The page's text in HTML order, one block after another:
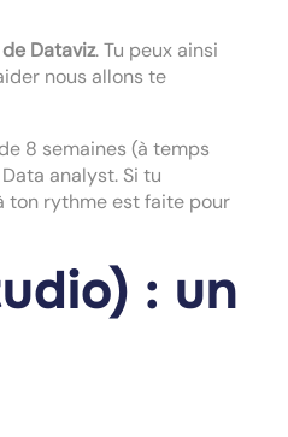
Dataviz. Tu peux ainsi
nous allons te
8 semaines (à temps
analyst. Si tu
ton rythme est faite pour
: un